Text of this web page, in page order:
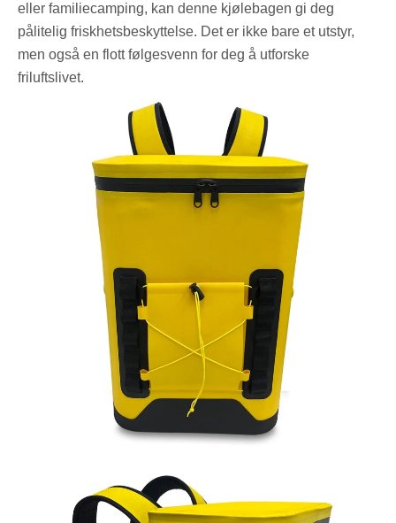
eller familiecamping, kan denne kjølebagen gi deg
pålitelig friskhetsbeskyttelse. Det er ikke bare et utstyr,
men også en flott følgesvenn for deg å utforske
friluftslivet.